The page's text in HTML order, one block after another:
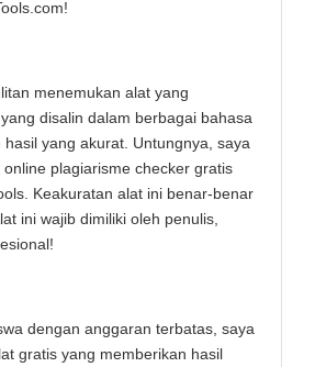
menemukan alat yang
disalin dalam berbagai bahasa
yang akurat. Untungnya, saya
plagiarisme checker gratis
Keakuratan alat ini benar-benar
ini wajib dimiliki oleh penulis,
dengan anggaran terbatas, saya
gratis yang memberikan hasil